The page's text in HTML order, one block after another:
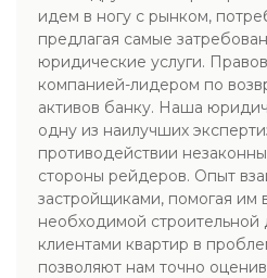
идем в ногу с рынком,
предлагая самые
юридические услуги.
компанией-лидером по
активов банку. Наша
одну из наилучших
противодействии
стороны рейдеров. Опыт
застройщиками, помогая им
необходимой строительной
клиентами квартир в
позволяют нам точно